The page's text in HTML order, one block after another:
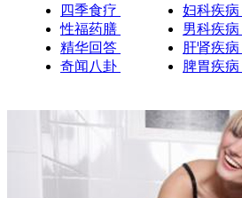
四季食疗
性福药膳
精华回答
奇闻八卦
妇科疾病
男科疾病
肝肾疾病
脾胃疾病